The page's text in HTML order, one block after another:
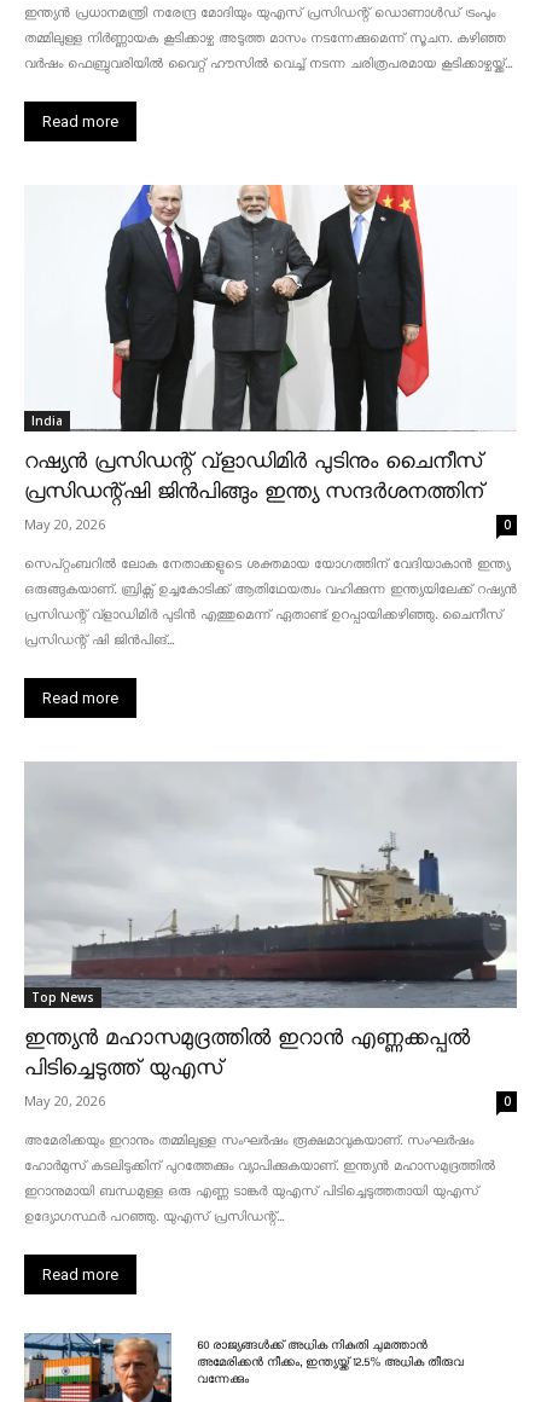
ഇന്ത്യൻ പ്രധാനമന്ത്രി നരേന്ദ്ര മോദിയും യുഎസ് പ്രസിഡന്റ് ഡൊണാൾഡ് ട്രംപും
തമ്മിലുള്ള നിർണ്ണായക കൂടിക്കാഴ്ച അടുത്ത മാസം നടന്നേക്കുമെന്ന് സൂചന. കഴിഞ്ഞ
വർഷം ഫെബ്രുവരിയിൽ വൈറ്റ് ഹൗസിൽ വെച്ച് നടന്ന ചരിത്രപരമായ കൂടിക്കാഴ്ചയ്ക്ക്...
Read more
India
റഷ്യൻ പ്രസിഡന്റ് വ്‌ളാഡിമിർ പുടിനും ചൈനീസ്
പ്രസിഡന്റ്ഷി ജിൻപിങ്ങും ഇന്ത്യ സന്ദർശനത്തിന്
May 20, 2026 0
സെപ്റ്റംബറിൽ ലോക നേതാക്കളുടെ ശക്തമായ യോഗത്തിന് വേദിയാകാൻ ഇന്ത്യ
ഒരുങ്ങുകയാണ്. ബ്രിക്സ് ഉച്ചകോടിക്ക് ആതിഥേയത്വം വഹിക്കുന്ന ഇന്ത്യയിലേക്ക് റഷ്യൻ
പ്രസിഡന്റ് വ്‌ളാഡിമിർ പുടിൻ എത്തുമെന്ന് ഏതാണ്ട് ഉറപ്പായിക്കഴിഞ്ഞു. ചൈനീസ്
പ്രസിഡന്റ് ഷി ജിൻപിങ്...
Read more
Top News
ഇന്ത്യൻ മഹാസമുദ്രത്തിൽ ഇറാൻ എണ്ണക്കപ്പൽ
പിടിച്ചെടുത്ത് യുഎസ്
May 20, 2026 0
അമേരിക്കയും ഇറാനും തമ്മിലുള്ള സംഘർഷം രൂക്ഷമാവുകയാണ്. സംഘർഷം
ഹോർമുസ് കടലിടുക്കിന് പുറത്തേക്കും വ്യാപിക്കുകയാണ്. ഇന്ത്യൻ മഹാസമുദ്രത്തിൽ
ഇറാനുമായി ബന്ധമുള്ള ഒരു എണ്ണ ടാങ്കർ യുഎസ് പിടിച്ചെടുത്തതായി യുഎസ്
ഉദ്യോഗസ്ഥർ പറഞ്ഞു. യുഎസ് പ്രസിഡന്റ്...
Read more
60 രാജ്യങ്ങൾക്ക് അധിക നികുതി ചുമത്താൻ
അമേരിക്കൻ നീക്കം, ഇന്ത്യയ്ക്ക് 12.5% അധിക തീരുവ
വന്നേക്കും